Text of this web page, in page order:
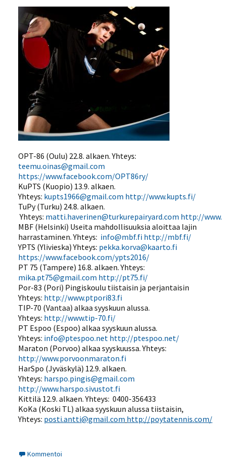
OPT-86 (Oulu) 22.8. alkaen. Yhteys:
teemu.oinas@gmail.com
https://www.facebook.com/OPT86ry/
KuPTS (Kuopio) 13.9. alkaen.
Yhteys: kupts1966@gmail.com http://www.kupts.fi/
TuPy (Turku) 24.8. alkaen.
Yhteys: matti.haverinen@turkurepairyard.com http://
MBF (Helsinki) Useita mahdollisuuksia aloittaa lajin
harrastaminen. Yhteys: info@mbf.fi http://mbf.fi/
YPTS (Ylivieska) Yhteys: pekka.korva@kaarto.fi
https://www.facebook.com/ypts2016/
PT 75 (Tampere) 16.8. alkaen. Yhteys:
mika.pt75@gmail.com http://pt75.fi/
Por-83 (Pori) Pingiskoulu tiistaisin ja perjantaisin
Yhteys: http://www.ptpori83.fi
TIP-70 (Vantaa) alkaa syyskuun alussa.
Yhteys: http://www.tip-70.fi/
PT Espoo (Espoo) alkaa syyskuun alussa.
Yhteys: info@ptespoo.net http://ptespoo.net/
Maraton (Porvoo) alkaa syyskuussa. Yhteys:
http://www.porvoonmaraton.fi
HarSpo (Jyväskylä) 12.9. alkaen.
Yhteys: harspo.pingis@gmail.com
http://www.harspo.sivustot.fi
Kittilä 12.9. alkaen. Yhteys: 0400-356433
KoKa (Koski TL) alkaa syyskuun alussa tiistaisin,
Yhteys: posti.antti@gmail.com http://poytatennis.com/
Kommentoi